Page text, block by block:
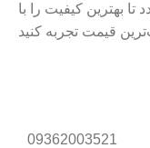
بهترین کیفیت را با
قیمت تجربه کنید
09362003521